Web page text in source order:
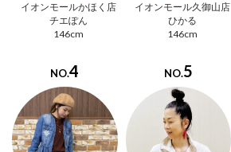
イオンモールかほく店
チエぽん
146cm
イオンモール久御山店
ひかる
146cm
NO.4 NO.5